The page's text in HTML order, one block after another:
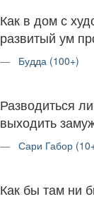
Как в дом с
развитый ум
Будда (100+)
Разводиться
выходить
Сари Габор
Как бы там ни